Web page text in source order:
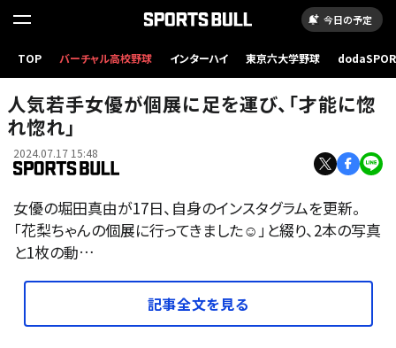
今日の予定
TOP バーチャル高校野球 インターハイ 東京六大学野球
人気若手女優が個展に足を運び、「才能に惚
れ惚れ」
2024.07.17 15:48
女優の堀田真由が17日、自身のインスタグラムを更新。
「花梨ちゃんの個展に行ってきました☺️」と綴り、2本の写真
と1枚の動…
記事全文を見る